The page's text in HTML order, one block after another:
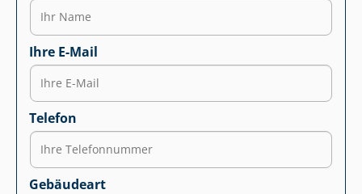
Ihre E-Mail
Telefon
Gebäudeart